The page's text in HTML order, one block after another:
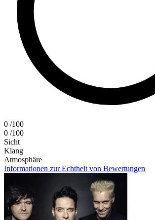
0 /100
0 /100
Sicht
Klang
Atmosphäre
Informationen zur Echtheit von Bewertungen